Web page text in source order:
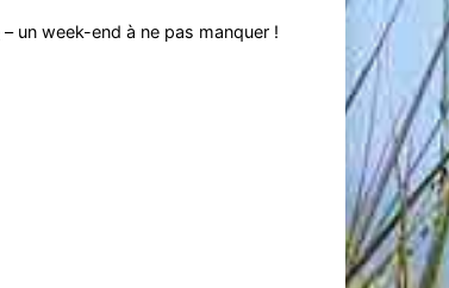
– un week-end à ne pas manquer !